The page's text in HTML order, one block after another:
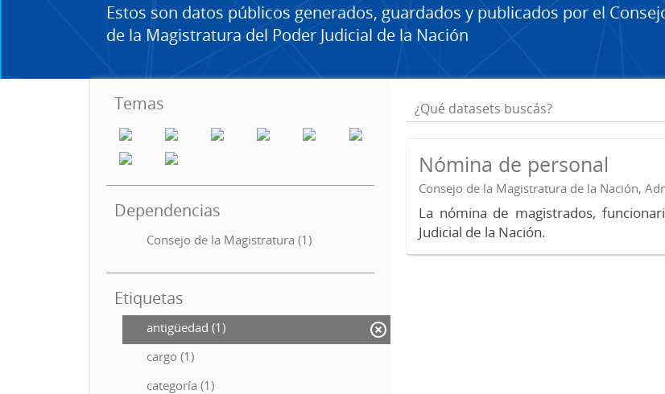
Estos son datos públicos generados, guardados y publicados por el
de la Magistratura del Poder Judicial de la Nación
Temas
Dependencias
Consejo de la Magistratura (1)
Etiquetas
antigüedad (1)
cargo (1)
categoría (1)
Nómina de personal
Consejo de la Magistratura de la Nación,
La nómina de magistrados,
Judicial de la Nación.